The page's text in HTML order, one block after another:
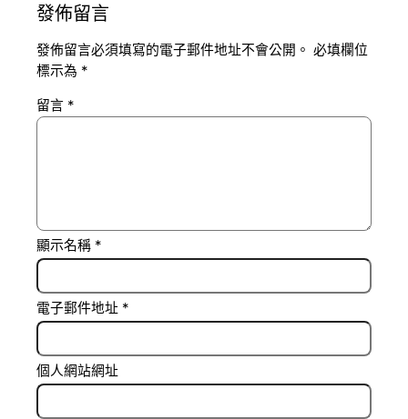
發佈留言
發佈留言必須填寫的電子郵件地址不會公開。 必填欄位
標示為 *
留言 *
顯示名稱 *
電子郵件地址 *
個人網站網址